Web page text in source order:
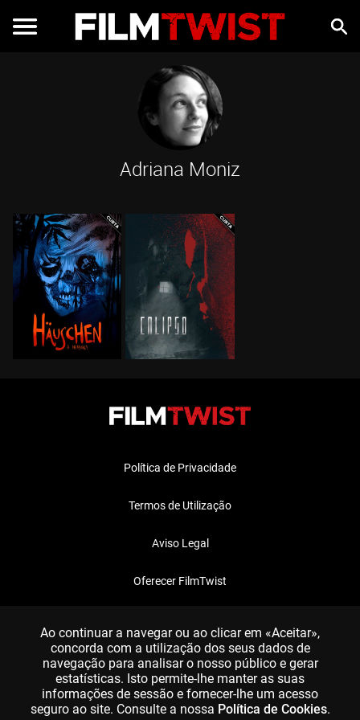
Adriana Moniz
Política de Privacidade
Termos de Utilização
Aviso Legal
Oferecer FilmTwist
Ao continuar a navegar ou ao clicar em «Aceitar»,
concorda com a utilização dos seus dados de
navegação para analisar o nosso público e gerar
estatísticas. Isto permite-lhe manter as suas
informações de sessão e fornecer-lhe um acesso
seguro ao site. Consulte a nossa Política de Cookies.